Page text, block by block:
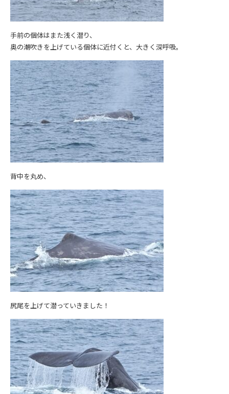
手前の個体はまた浅く潜り、
奥の潮吹きを上げている個体に近付くと、大きく深呼吸。
背中を丸め、
尻尾を上げて潜っていきました！